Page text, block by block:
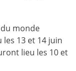
monde
les 13 et 14 juin
lieu les 10 et